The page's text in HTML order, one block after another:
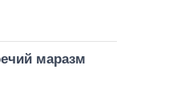
маразм